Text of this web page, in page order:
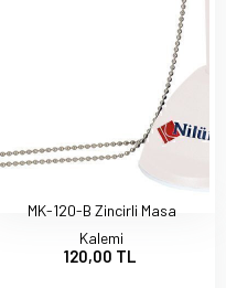
MK-120-B Zincirli Masa
Kalemi
120,00 TL